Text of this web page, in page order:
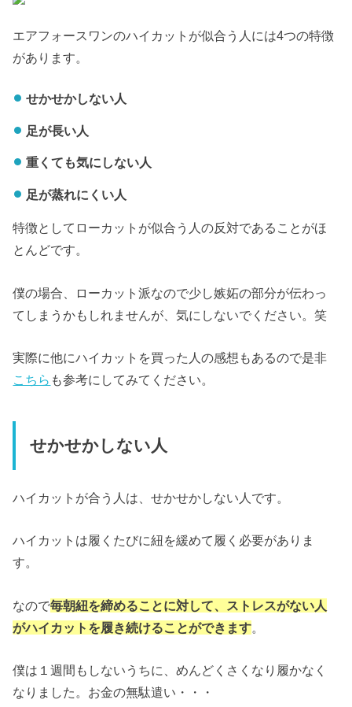
エアフォースワンのハイカットが似合う人には4つの特徴
があります。
せかせかしない人
足が長い人
重くても気にしない人
足が蒸れにくい人
特徴としてローカットが似合う人の反対であることがほ
とんどです。
僕の場合、ローカット派なので少し嫉妬の部分が伝わっ
てしまうかもしれませんが、気にしないでください。笑
実際に他にハイカットを買った人の感想もあるので是非
こちら も参考にしてみてください。
せかせかしない人
ハイカットが合う人は、せかせかしない人です。
ハイカットは履くたびに紐を緩めて履く必要がありま
す。
なので毎朝紐を締めることに対して、ストレスがない人
がハイカットを履き続けることができます。
僕は１週間もしないうちに、めんどくさくなり履かなく
なりました。お金の無駄遣い・・・